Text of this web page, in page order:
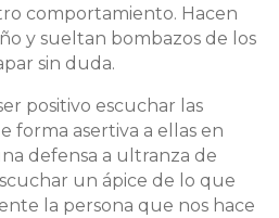
comportamiento. Hacen
y sueltan bombazos de los
sin duda.
positivo escuchar las
forma asertiva a ellas en
defensa a ultranza de
un ápice de lo que
la persona que nos hace